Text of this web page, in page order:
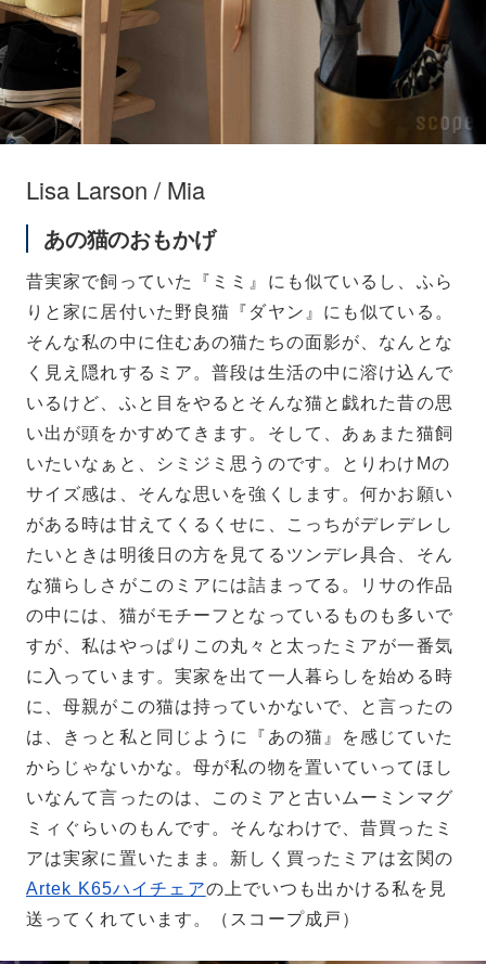
Lisa Larson / Mia
あの猫のおもかげ
昔実家で飼っていた『ミミ』にも似ているし、ふら
りと家に居付いた野良猫『ダヤン』にも似ている。
そんな私の中に住むあの猫たちの面影が、なんとな
く見え隠れするミア。普段は生活の中に溶け込んで
いるけど、ふと目をやるとそんな猫と戯れた昔の思
い出が頭をかすめてきます。そして、あぁまた猫飼
いたいなぁと、シミジミ思うのです。とりわけMの
サイズ感は、そんな思いを強くします。何かお願い
がある時は甘えてくるくせに、こっちがデレデレし
たいときは明後日の方を見てるツンデレ具合、そん
な猫らしさがこのミアには詰まってる。リサの作品
の中には、猫がモチーフとなっているものも多いで
すが、私はやっぱりこの丸々と太ったミアが一番気
に入っています。実家を出て一人暮らしを始める時
に、母親がこの猫は持っていかないで、と言ったの
は、きっと私と同じように『あの猫』を感じていた
からじゃないかな。母が私の物を置いていってほし
いなんて言ったのは、このミアと古いムーミンマグ
ミィぐらいのもんです。そんなわけで、昔買ったミ
アは実家に置いたまま。新しく買ったミアは玄関の
Artek K65ハイチェアの上でいつも出かける私を見
送ってくれています。（スコープ成戸）